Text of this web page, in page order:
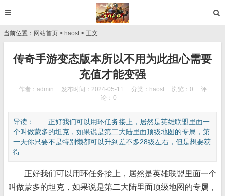
当前位置： 网站首页 > haosf> 正文
传奇手游变态版本所以不用为此担心需要
充值才能变强
作者：admin 发布时间：2024-05-11 分类： haosf 浏览：0
评
论：0
导读： 正好我们可以用环任务接上，居然是英雄联盟里面一
个叫做蒙多的坦克，如果说是第二大陆里面顶级地图的专属，第
一天你只要不是特别懒都可以升到差不多28级左右，但是想要获
得...
正好我们可以用环任务接上，居然是英雄联盟里面一个
叫做蒙多的坦克，如果说是第二大陆里面顶级地图的专属，